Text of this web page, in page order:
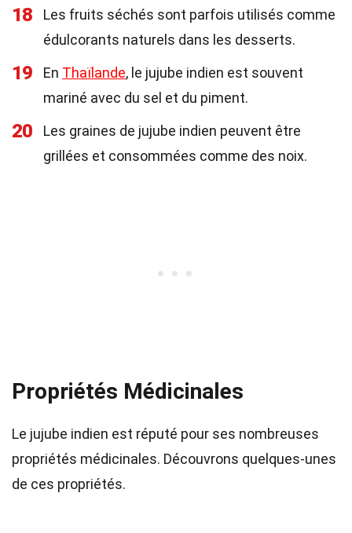
18
Les fruits séchés sont parfois utilisés comme
édulcorants naturels dans les desserts.
19 En Thaïlande, le jujube indien est souvent
mariné avec du sel et du piment.
20
Les graines de jujube indien peuvent être
grillées et consommées comme des noix.
Propriétés Médicinales
Le jujube indien est réputé pour ses nombreuses
propriétés médicinales. Découvrons quelques-unes
de ces propriétés.